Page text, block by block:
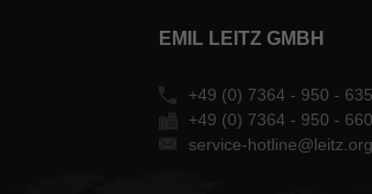
EMIL LEITZ GMBH
+49 (0) 7364 - 950 - 635
+49 (0) 7364 - 950 - 660
service-hotline@leitz.org